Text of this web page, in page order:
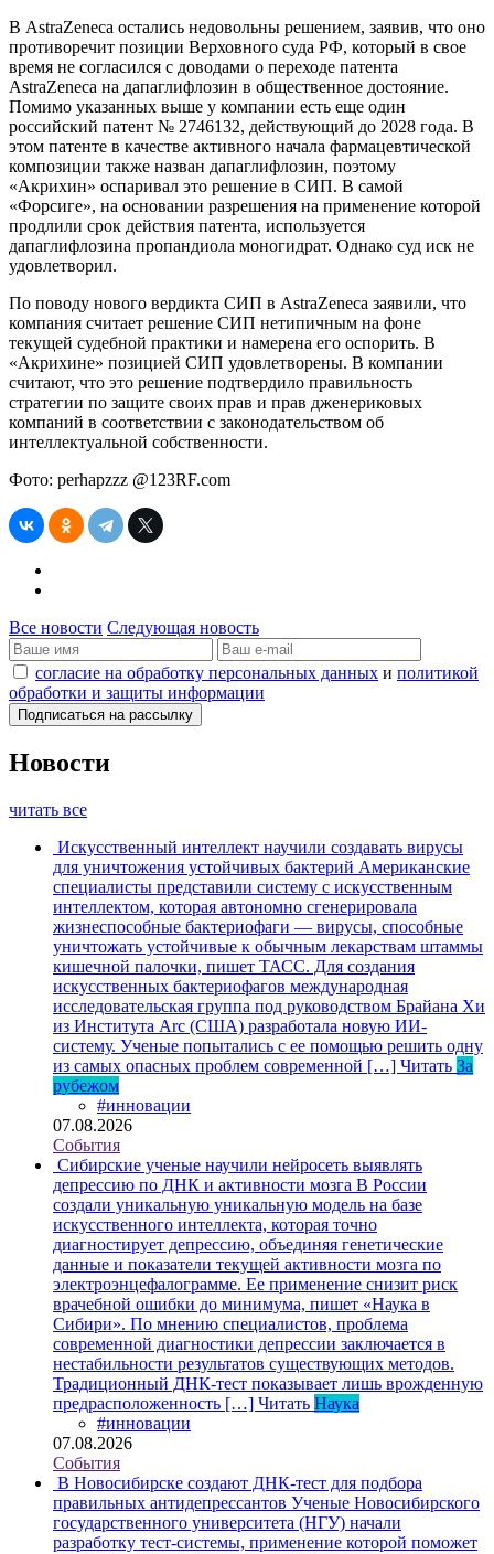
В AstraZeneca остались недовольны решением, заявив, что оно
противоречит позиции Верховного суда РФ, который в свое
время не согласился с доводами о переходе патента
AstraZeneca на дапаглифлозин в общественное достояние.
Помимо указанных выше у компании есть еще один
российский патент № 2746132, действующий до 2028 года. В
этом патенте в качестве активного начала фармацевтической
композиции также назван дапаглифлозин, поэтому
«Акрихин» оспаривал это решение в СИП. В самой
«Форсиге», на основании разрешения на применение которой
продлили срок действия патента, используется
дапаглифлозина пропандиола моногидрат. Однако суд иск не
удовлетворил.
По поводу нового вердикта СИП в AstraZeneca заявили, что
компания считает решение СИП нетипичным на фоне
текущей судебной практики и намерена его оспорить. В
«Акрихине» позицией СИП удовлетворены. В компании
считают, что это решение подтвердило правильность
стратегии по защите своих прав и прав дженериковых
компаний в соответствии с законодательством об
интеллектуальной собственности.
Фото: perhapzzz @123RF.com
Все новости Следующая новость
согласие на обработку персональных данных и политикой
обработки и защиты информации
Новости
читать все
Искусственный интеллект научили создавать вирусы
для уничтожения устойчивых бактерий Американские
специалисты представили систему с искусственным
интеллектом, которая автономно сгенерировала
жизнеспособные бактериофаги — вирусы, способные
уничтожать устойчивые к обычным лекарствам штаммы
кишечной палочки, пишет ТАСС. Для создания
искусственных бактериофагов международная
исследовательская группа под руководством Брайана Хи
из Института Arc (США) разработала новую ИИ-
систему. Ученые попытались с ее помощью решить одну
из самых опасных проблем современной […] Читать За
рубежом
#инновации
07.08.2026
События
Сибирские ученые научили нейросеть выявлять
депрессию по ДНК и активности мозга В России
создали уникальную уникальную модель на базе
искусственного интеллекта, которая точно
диагностирует депрессию, объединяя генетические
данные и показатели текущей активности мозга по
электроэнцефалограмме. Ее применение снизит риск
врачебной ошибки до минимума, пишет «Наука в
Сибири». По мнению специалистов, проблема
современной диагностики депрессии заключается в
нестабильности результатов существующих методов.
Традиционный ДНК-тест показывает лишь врожденную
предрасположенность […] Читать Наука
#инновации
07.08.2026
События
В Новосибирске создают ДНК-тест для подбора
правильных антидепрессантов Ученые Новосибирского
государственного университета (НГУ) начали
разработку тест-системы, применение которой поможет